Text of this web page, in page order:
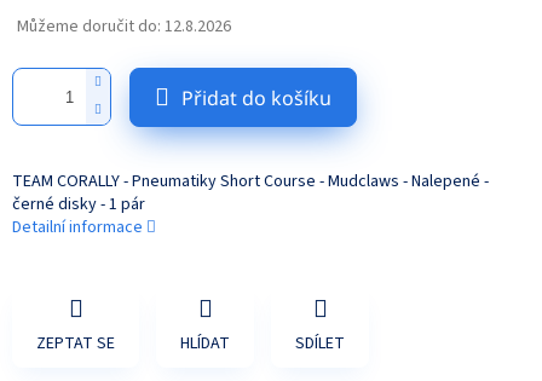
Můžeme doručit do: 12.8.2026
Přidat do košíku
TEAM CORALLY - Pneumatiky Short Course - Mudclaws - Nalepené -
černé disky - 1 pár
Detailní informace
ZEPTAT SE HLÍDAT SDÍLET